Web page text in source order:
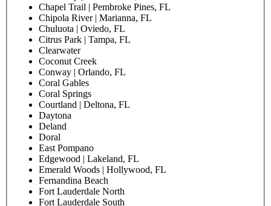
Chapel Trail | Pembroke Pines, FL
Chipola River | Marianna, FL
Chuluota | Oviedo, FL
Citrus Park | Tampa, FL
Clearwater
Coconut Creek
Conway | Orlando, FL
Coral Gables
Coral Springs
Courtland | Deltona, FL
Daytona
Deland
Doral
East Pompano
Edgewood | Lakeland, FL
Emerald Woods | Hollywood, FL
Fernandina Beach
Fort Lauderdale North
Fort Lauderdale South